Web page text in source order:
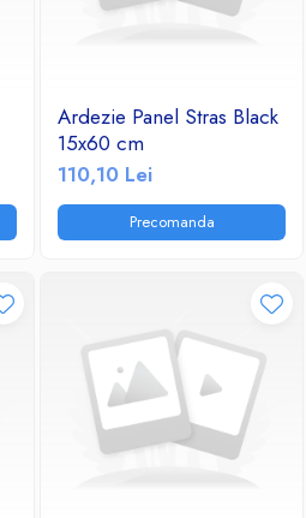
Ardezie Panel Stras Black
15x60 cm
110,10 Lei
Precomanda